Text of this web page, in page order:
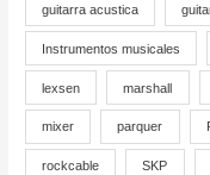
guitarra acustica
Instrumentos musicales
lexsen marshall
mixer parquer
rockcable SKP